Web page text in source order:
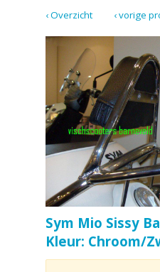
‹ Overzicht ‹ vorige
Sym Mio Sissy
Kleur: Chroom/